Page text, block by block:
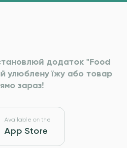
додаток "Food
улюблену їжу або товар
зараз!
Available on the
App Store